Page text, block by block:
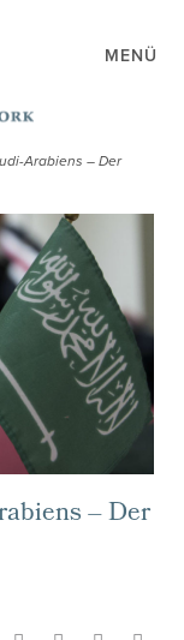
MENÜ
Arabiens – Der
– Der